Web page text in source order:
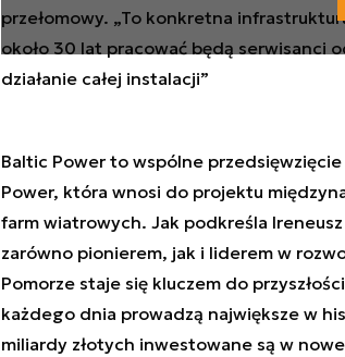
przełomowy. „To konkretna
około 30 lat pracować będą serwisanci
działanie całej instalacji”
Baltic Power to wspólne
Power, która wnosi do projektu
farm wiatrowych. Jak podkreśla
zarówno pionierem, jak i liderem w
Pomorze staje się kluczem do
każdego dnia prowadzą największe w
miliardy złotych inwestowane są w